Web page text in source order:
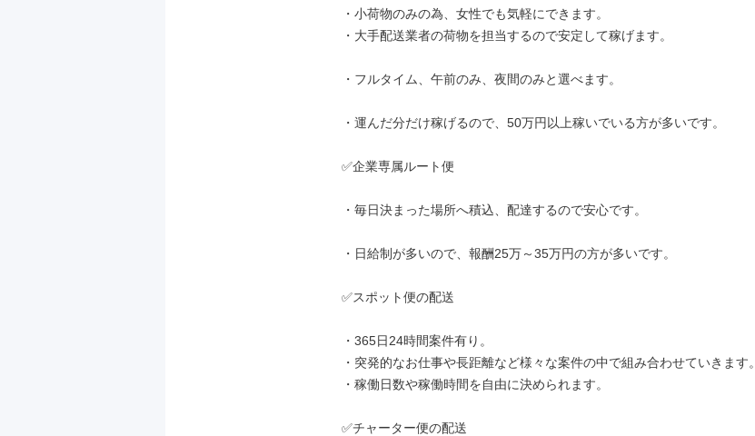
・小荷物のみの為、女性でも気軽にできます。
・大手配送業者の荷物を担当するので安定して稼げます。
・フルタイム、午前のみ、夜間のみと選べます。
・運んだ分だけ稼げるので、50万円以上稼いでいる方が多いです。
✅企業専属ルート便
・毎日決まった場所へ積込、配達するので安心です。
・日給制が多いので、報酬25万～35万円の方が多いです。
✅スポット便の配送
・365日24時間案件有り。
・突発的なお仕事や長距離など様々な案件の中で組み合わせていきます。
・稼働日数や稼働時間を自由に決められます。
✅チャーター便の配送